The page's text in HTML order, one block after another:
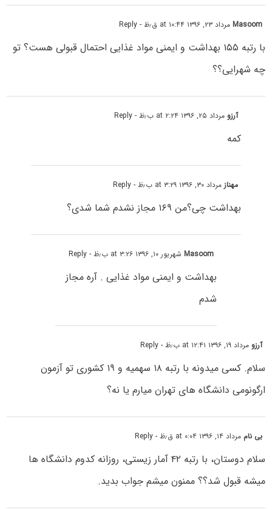
Masoomمرداد ۲۳, ۱۳۹۶ at ۱۰:۴۴ ق٫ظ - Reply
با رتبه ۱۵۵ بهداشت و ایمنی مواد غذایی احتمال قبولی هست؟ تو
چه شهرایی؟؟
آرزومرداد ۲۵, ۱۳۹۶ at ۲:۲۴ ب٫ظ - Reply
کمه
مهناز مرداد ۳۰, ۱۳۹۶ at ۳:۲۹ ب٫ظ - Reply
بهداشت چی؟من ۱۶۹ مجاز نشدم شما شدی؟
Masoomشهریور ۱۰, ۱۳۹۶ at ۳:۲۶ ب٫ظ - Reply
بهداشت و ایمنی مواد غذایی . آره مجاز
شدم
آرزومرداد ۱۹, ۱۳۹۶ at ۱۲:۴۱ ب٫ظ - Reply
سلام. کسی میدونه با رتبه ۱۸ سهمیه و ۱۹ کشوری تو آزمون
ارگونومی دانشگاه های تهران میارم یا نه؟
بی نام مرداد ۱۴, ۱۳۹۶ at ۰:۰۴ ق٫ظ - Reply
سلام دوستان، با رتبه ۴۲ آمار زیستی، روزانه کدوم دانشگاه ها
میشه قبول شد؟؟ ممنون میشم جواب بدید.